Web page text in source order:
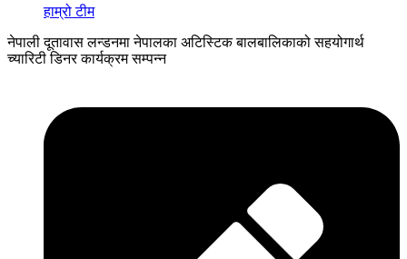
हाम्रो टीम
नेपाली दूतावास लन्डनमा नेपालका अटिस्टिक बालबालिकाको सहयोगार्थ
च्यारिटी डिनर कार्यक्रम सम्पन्न